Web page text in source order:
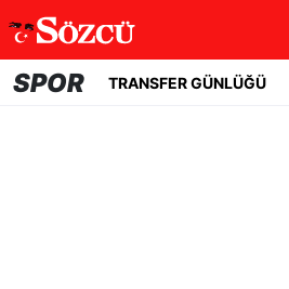
SPOR TRANSFER GÜNLÜĞÜ